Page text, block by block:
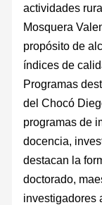
actividades
Mosquera
propósito de
índices de
Programas
del Chocó
programas de
docencia,
destacan la
doctorado,
investigadores